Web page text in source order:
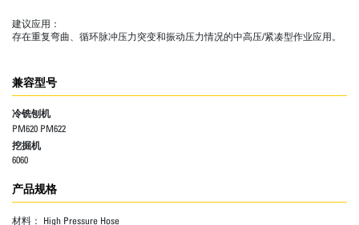
建议应用：
存在重复弯曲、循环脉冲压力突变和振动压力情况的中高压/紧凑型作业应用。
兼容型号
冷铣刨机
PM620 PM622
挖掘机
6060
产品规格
材料： High Pressure Hose